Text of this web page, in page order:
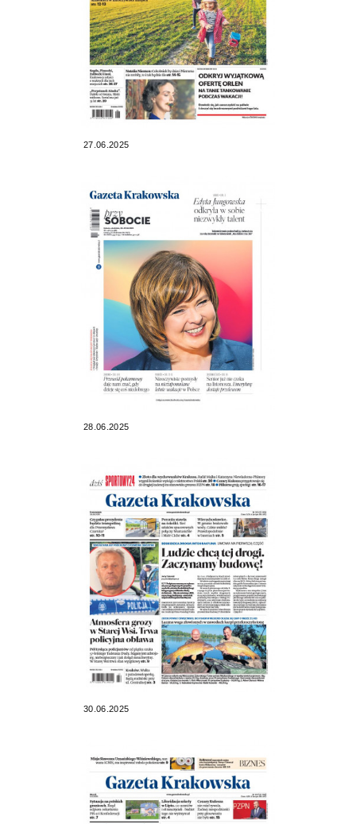
27.06.2025
28.06.2025
30.06.2025